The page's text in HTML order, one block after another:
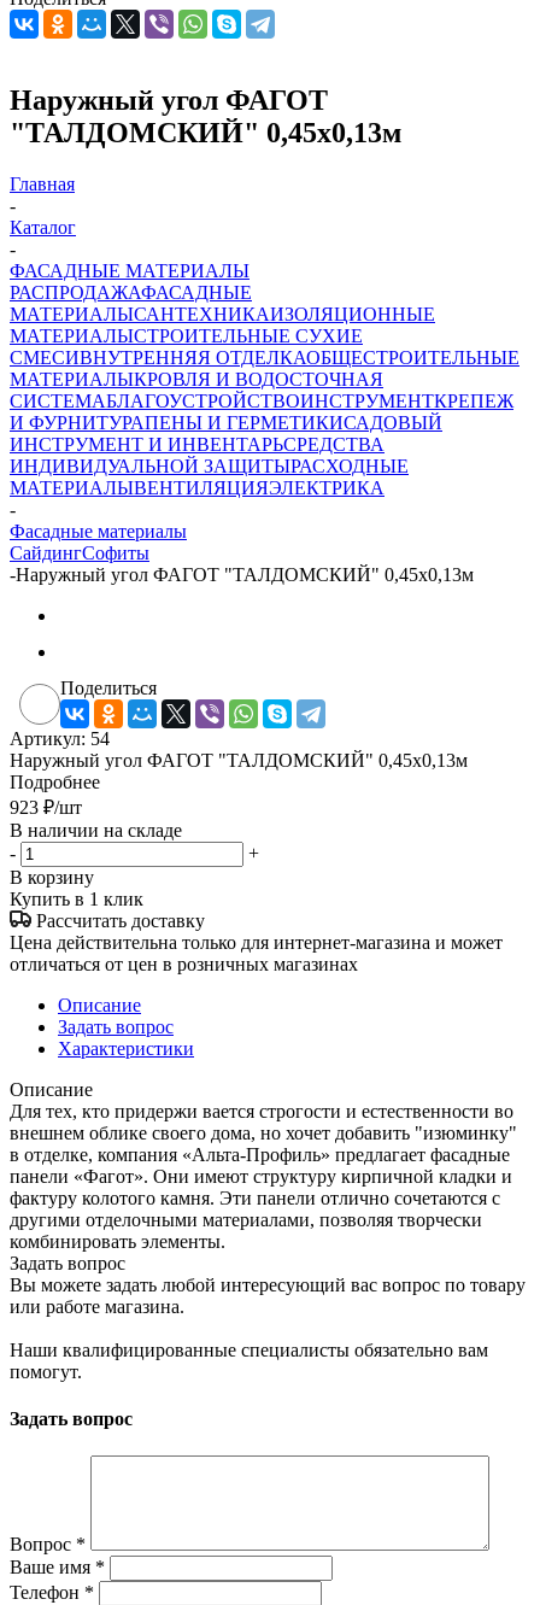
Наружный угол ФАГОТ
"ТАЛДОМСКИЙ" 0,45х0,13м
Главная
-
Каталог
-
ФАСАДНЫЕ МАТЕРИАЛЫ
РАСПРОДАЖАФАСАДНЫЕ
МАТЕРИАЛЫСАНТЕХНИКАИЗОЛЯЦИОННЫЕ
МАТЕРИАЛЫСТРОИТЕЛЬНЫЕ СУХИЕ
СМЕСИВНУТРЕННЯЯ ОТДЕЛКАОБЩЕСТРОИТЕЛЬНЫЕ
МАТЕРИАЛЫКРОВЛЯ И ВОДОСТОЧНАЯ
СИСТЕМАБЛАГОУСТРОЙСТВОИНСТРУМЕНТКРЕПЕЖ
И ФУРНИТУРАПЕНЫ И ГЕРМЕТИКИСАДОВЫЙ
ИНСТРУМЕНТ И ИНВЕНТАРЬСРЕДСТВА
ИНДИВИДУАЛЬНОЙ ЗАЩИТЫРАСХОДНЫЕ
МАТЕРИАЛЫВЕНТИЛЯЦИЯЭЛЕКТРИКА
-
Фасадные материалы
СайдингСофиты
-Наружный угол ФАГОТ "ТАЛДОМСКИЙ" 0,45х0,13м
Поделиться
Артикул: 54
Наружный угол ФАГОТ "ТАЛДОМСКИЙ" 0,45х0,13м
Подробнее
923 ₽/шт
В наличии на складе
-
+
В корзину
Купить в 1 клик
Рассчитать доставку
Цена действительна только для интернет-магазина и может
отличаться от цен в розничных магазинах
Описание
Задать вопрос
Характеристики
Описание
Для тех, кто придержи вается строгости и естественности во
внешнем облике своего дома, но хочет добавить "изюминку"
в отделке, компания «Альта-Профиль» предлагает фасадные
панели «Фагот». Они имеют структуру кирпичной кладки и
фактуру колотого камня. Эти панели отлично сочетаются с
другими отделочными материалами, позволяя творчески
комбинировать элементы.
Задать вопрос
Вы можете задать любой интересующий вас вопрос по товару
или работе магазина.
Наши квалифицированные специалисты обязательно вам
помогут.
Задать вопрос
Вопрос *
Ваше имя *
Телефон *